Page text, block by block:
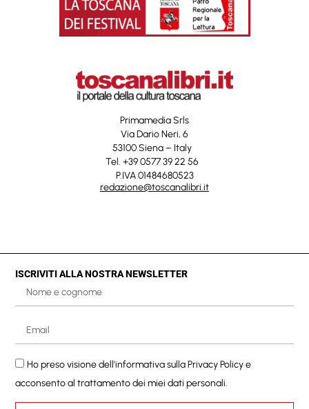
Primamedia Srls
Via Dario Neri, 6
53100 Siena – Italy
Tel. +39 0577 39 22 56
P.IVA 01484680523
redazione@toscanalibri.it
ISCRIVITI ALLA NOSTRA NEWSLETTER
Ho preso visione dell'informativa sullaPrivacy Policye
acconsento al trattamento dei miei dati personali.